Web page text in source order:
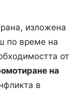
изложена
по време на
от
на
в